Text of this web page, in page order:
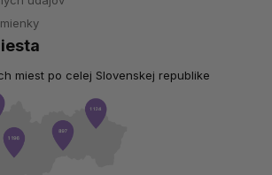
miest po celej Slovenskej republike